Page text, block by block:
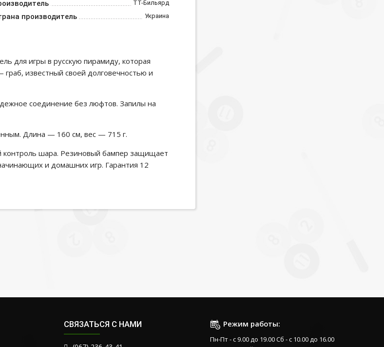
ТТ-Бильярд
производитель Украина
для игры в русскую пирамиду, которая
известный своей долговечностью и
соединение без люфтов. Запилы на
Длина — 160 см, вес — 715 г.
контроль шара. Резиновый бампер защищает
и домашних игр. Гарантия 12
Режим работы:
Пн-Пт - с 9.00 до 19.00 Сб - с 10.00 до 16.00
СВЯЗАТЬСЯ С НАМИ